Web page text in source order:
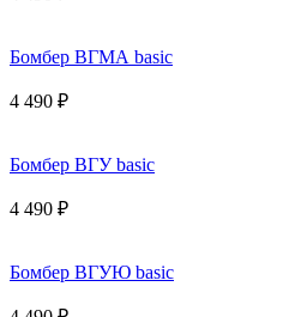
Бомбер ВГМА basic
4 490 ₽
Бомбер ВГУ basic
4 490 ₽
Бомбер ВГУЮ basic